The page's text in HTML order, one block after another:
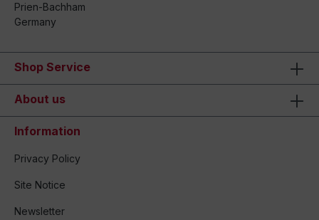
Prien-Bachham
Germany
Shop Service
About us
Information
Privacy Policy
Site Notice
Newsletter